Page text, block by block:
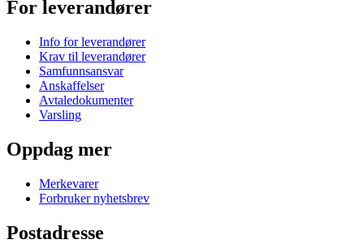
For leverandører
Info for leverandører
Krav til leverandører
Samfunnsansvar
Anskaffelser
Avtaledokumenter
Varsling
Oppdag mer
Merkevarer
Forbruker nyhetsbrev
Postadresse